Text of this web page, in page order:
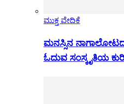
ಮುಕ್ತ ವೇದಿಕೆ
ಮನಸ್ಸಿನ
ಓದುವ ಸಂಸ್ಕೃತಿಯ